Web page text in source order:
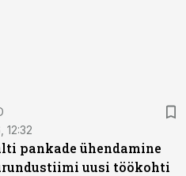
12:32
pankade ühendamine
uusi töökohti